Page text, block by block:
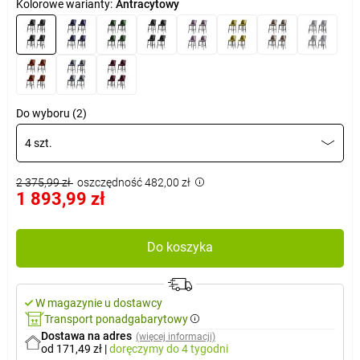
Kolorowe warianty: Antracytowy
Do wyboru (2)
4 szt.
2 375,99 zł oszczędność 482,00 zł
1 893,99 zł
Do koszyka
W magazynie u dostawcy
Transport ponadgabarytowy
Dostawa na adres (więcej informacji)
od 171,49 zł |doręczymydo 4 tygodni